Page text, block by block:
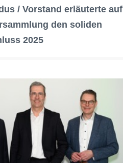
/ Vorstand erläuterte auf
den soliden
2025